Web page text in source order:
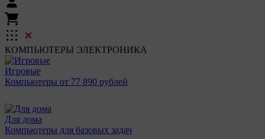
КОМПЬЮТЕРЫ ЭЛЕКТРОНИКА
Игровые
Компьютеры от 77 890 рублей
Для дома
Компьютеры для базовых задач